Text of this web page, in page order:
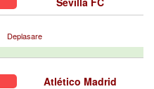
Deplasare
Atlético Madrid